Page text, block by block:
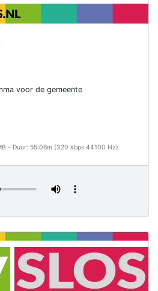
voor de gemeente
- Duur: 55:06m (320 kbps 44100 Hz)